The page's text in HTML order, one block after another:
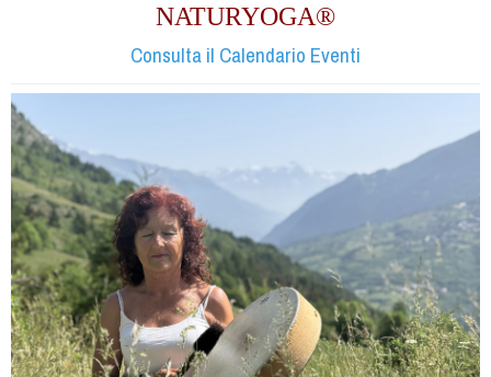
NATURYOGA®
Consulta il Calendario Eventi